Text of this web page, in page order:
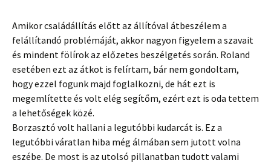
Amikor családállítás előtt az állítóval átbeszélem a
felállítandó problémáját, akkor nagyon figyelem a szavait
és mindent fölírok az előzetes beszélgetés során. Roland
esetében ezt az átkot is felírtam, bár nem gondoltam,
hogy ezzel fogunk majd foglalkozni, de hát ezt is
megemlítette és volt elég segítőm, ezért ezt is oda tettem
a lehetőségek közé.
Borzasztó volt hallani a legutóbbi kudarcát is. Ez a
legutóbbi váratlan hiba még álmában sem jutott volna
eszébe. De most is az utolsó pillanatban tudott valami